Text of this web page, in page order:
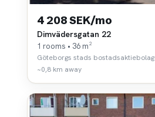
4 208 SEK/mo
Dimvädersgatan 22
1 rooms • 36 m²
Göteborgs stads bostadsaktiebolag
~0,8 km away